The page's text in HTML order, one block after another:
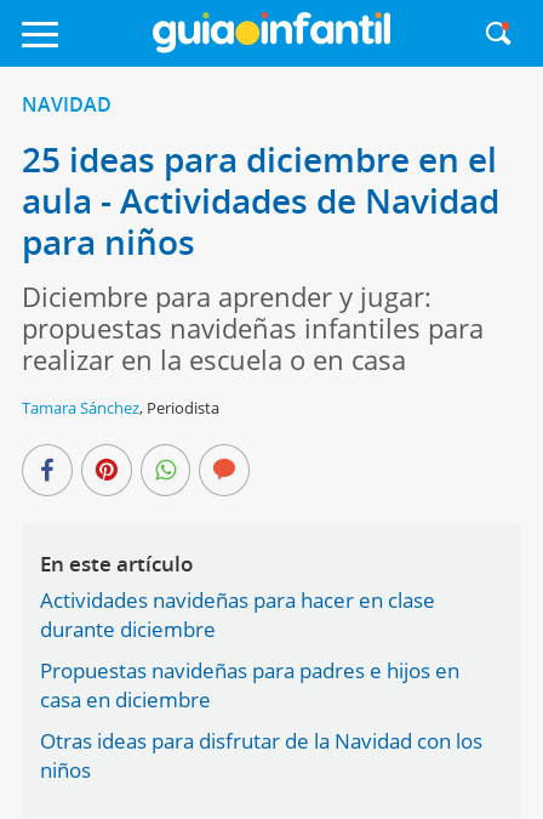
NAVIDAD
25 ideas para diciembre en el
aula - Actividades de Navidad
para niños
Diciembre para aprender y jugar:
propuestas navideñas infantiles para
realizar en la escuela o en casa
Tamara Sánchez, Periodista
En este artículo
Actividades navideñas para hacer en clase
durante diciembre
Propuestas navideñas para padres e hijos en
casa en diciembre
Otras ideas para disfrutar de la Navidad con los
niños